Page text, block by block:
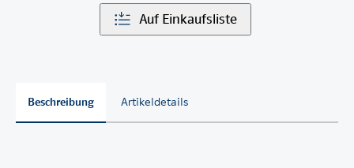
Auf Einkaufsliste
Beschreibung Artikeldetails